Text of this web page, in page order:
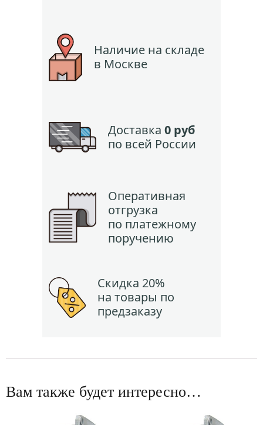
Наличие на складе
в Москве
Доставка 0 руб
по всей России
Оперативная
отгрузка
по платежному
поручению
Скидка 20%
на товары по
предзаказу
Вам также будет интересно…